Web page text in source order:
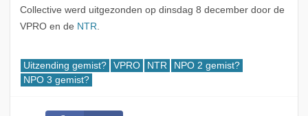
Collective werd uitgezonden op dinsdag 8 december door de
VPRO en de NTR.
Uitzending gemist? VPRO NTR
NPO 2 gemist?
NPO 3 gemist?